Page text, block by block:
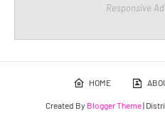
Responsive
HOME
Created By Blogger Theme|